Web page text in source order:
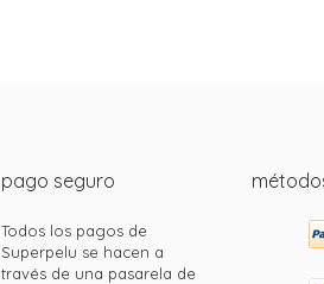
pago seguro
Todos los pagos de
Superpelu se hacen a
través de una pasarela de